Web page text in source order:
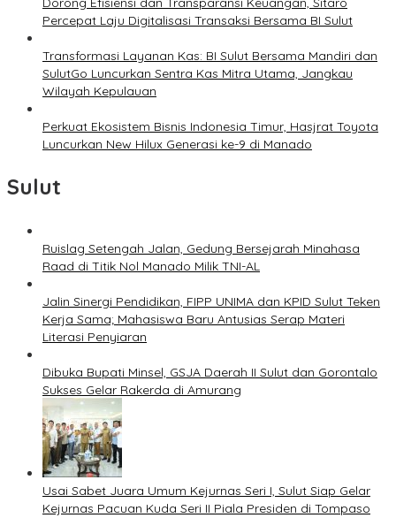
Percepat Laju Digitalisasi Transaksi Bersama BI Sulut
Transformasi Layanan Kas: BI Sulut Bersama Mandiri dan
SulutGo Luncurkan Sentra Kas Mitra Utama, Jangkau
Wilayah Kepulauan
Perkuat Ekosistem Bisnis Indonesia Timur, Hasjrat Toyota
Luncurkan New Hilux Generasi ke-9 di Manado
Sulut
Ruislag Setengah Jalan, Gedung Bersejarah Minahasa
Raad di Titik Nol Manado Milik TNI-AL
Jalin Sinergi Pendidikan, FIPP UNIMA dan KPID Sulut Teken
Kerja Sama; Mahasiswa Baru Antusias Serap Materi
Literasi Penyiaran
Dibuka Bupati Minsel, GSJA Daerah II Sulut dan Gorontalo
Sukses Gelar Rakerda di Amurang
Usai Sabet Juara Umum Kejurnas Seri I, Sulut Siap Gelar
Kejurnas Pacuan Kuda Seri II Piala Presiden di Tompaso